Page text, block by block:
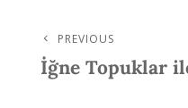
Post
Navigation
Previous
Post
PREVIOUS
İğne Topuklar